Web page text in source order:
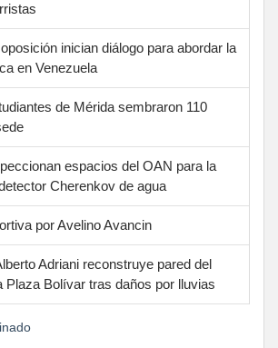
inician diálogo para abordar la
en Venezuela
de Mérida sembraron 110
espacios del OAN para la
Cherenkov de agua
por Avelino Avancin
Adriani reconstruye pared del
Plaza Bolívar tras daños por lluvias